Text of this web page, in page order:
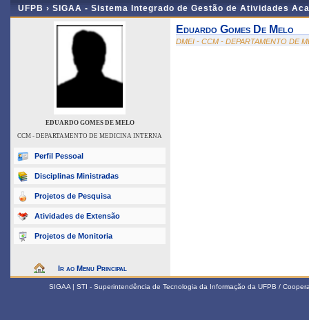
UFPB › SIGAA - Sistema Integrado de Gestão de Atividades
EDUARDO GOMES DE MELO
CCM - DEPARTAMENTO DE MEDICINA INTERNA
Perfil Pessoal
Disciplinas Ministradas
Projetos de Pesquisa
Atividades de Extensão
Projetos de Monitoria
Ir ao Menu Principal
Eduardo Gomes De Melo
DMEI - CCM - DEPARTAMENTO DE
SIGAA | STI - Superintendência de Tecnologia da Informação da UFPB /